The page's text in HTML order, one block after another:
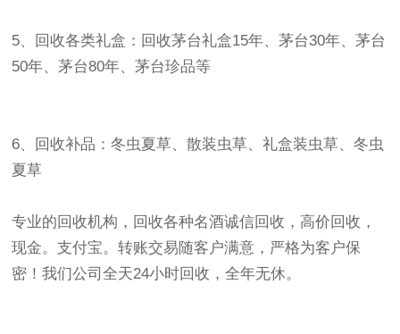
5、回收各类礼盒：回收茅台礼盒15年、茅台30年、茅台
50年、茅台80年、茅台珍品等
6、回收补品：冬虫夏草、散装虫草、礼盒装虫草、冬虫
夏草
专业的回收机构，回收各种名酒诚信回收，高价回收，
现金。支付宝。转账交易随客户满意，严格为客户保
密！我们公司全天24小时回收，全年无休。